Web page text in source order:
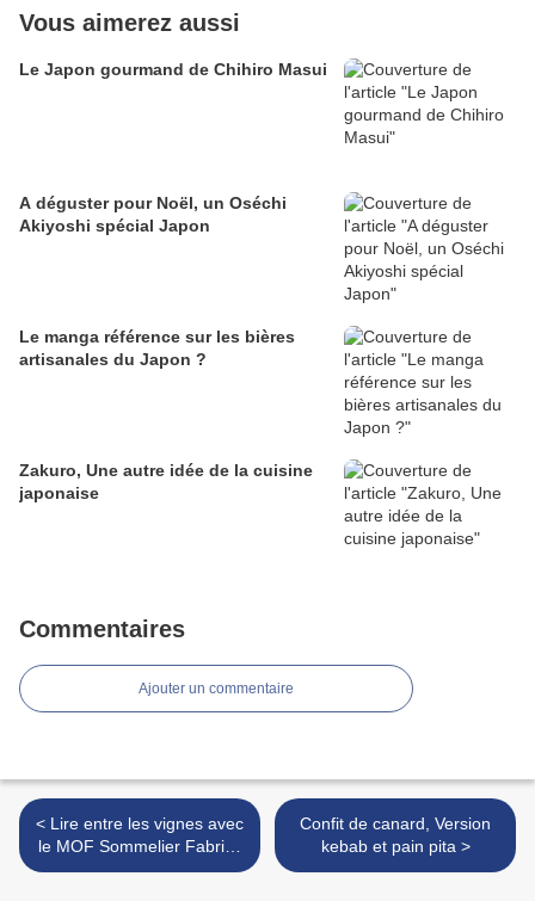
Vous aimerez aussi
Le Japon gourmand de Chihiro Masui
A déguster pour Noël, un Oséchi
Akiyoshi spécial Japon
Le manga référence sur les bières
artisanales du Japon ?
Zakuro, Une autre idée de la cuisine
japonaise
Commentaires
Ajouter un commentaire
< Lire entre les vignes avec
le MOF Sommelier Fabrice
Sommier
Confit de canard, Version
kebab et pain pita >